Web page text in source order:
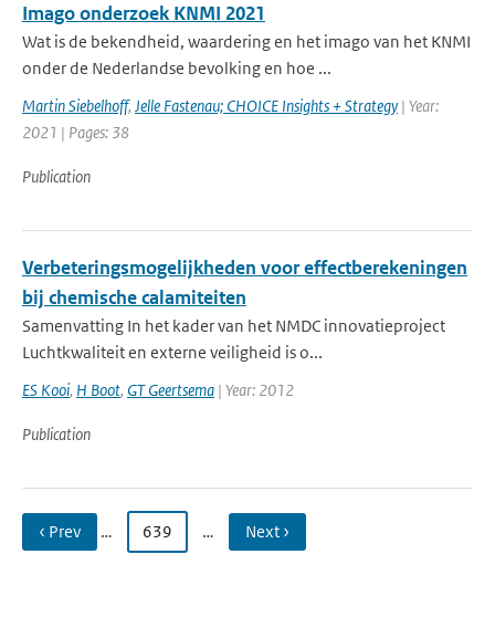
Imago onderzoek KNMI 2021
Wat is de bekendheid, waardering en het imago van het KNMI
onder de Nederlandse bevolking en hoe ...
Martin Siebelhoff, Jelle Fastenau; CHOICE Insights + Strategy | Year:
2021 | Pages: 38
Publication
Verbeteringsmogelijkheden voor effectberekeningen
bij chemische calamiteiten
Samenvatting In het kader van het NMDC innovatieproject
Luchtkwaliteit en externe veiligheid is o...
ES Kooi, H Boot, GT Geertsema | Year: 2012
Publication
‹ Prev … 639 … Next ›